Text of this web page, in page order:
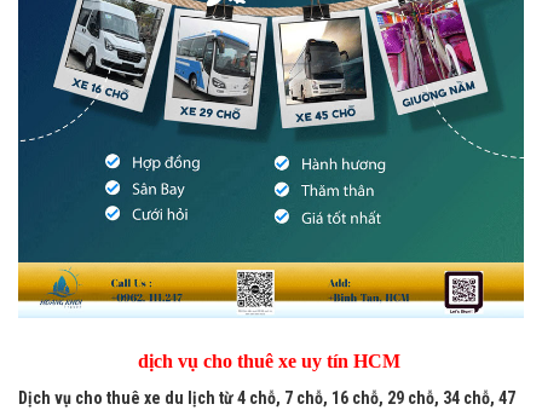
dịch vụ cho thuê xe uy tín HCM
Dịch vụ cho thuê xe du lịch từ 4 chỗ, 7 chỗ, 16 chỗ, 29 chỗ, 34 chỗ, 47